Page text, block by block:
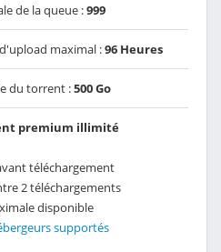
de la queue :999
maximal :96 Heures
du torrent :500 Go
premium illimité
téléchargement
2 téléchargements
disponible
supportés